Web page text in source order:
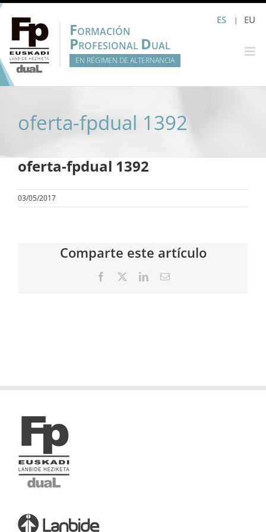
Saltar
contenido
ES EU
FORMACIÓN
PROFESIONAL DUAL
EN RÉGIMEN DE ALTERNANCIA
oferta-fpdual 1392
oferta-fpdual 1392
03/05/2017
Comparte este artículo
Facebook LinkedInCorreo